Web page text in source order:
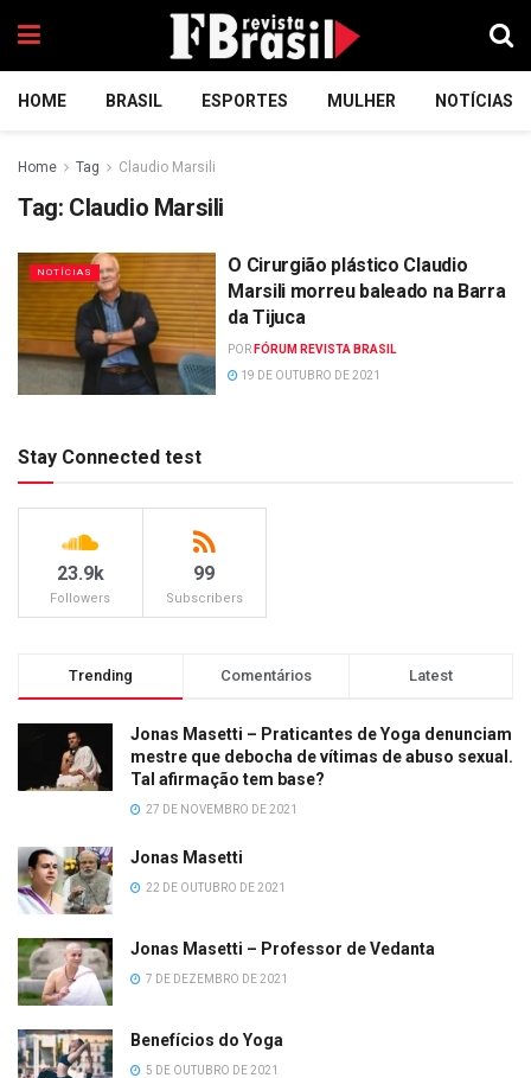
HOME BRASIL ESPORTES MULHER NOTÍCIAS
Home Tag Claudio Marsili
Tag: Claudio Marsili
NOTÍCIAS
O Cirurgião plástico Claudio
Marsili morreu baleado na Barra
da Tijuca
POR FÓRUM REVISTA BRASIL
19 DE OUTUBRO DE 2021
Stay Connected test
23.9k
Followers
99
Subscribers
Trending Comentários Latest
Jonas Masetti – Praticantes de Yoga denunciam
mestre que debocha de vítimas de abuso sexual.
Tal afirmação tem base?
27 DE NOVEMBRO DE 2021
Jonas Masetti
22 DE OUTUBRO DE 2021
Jonas Masetti – Professor de Vedanta
7 DE DEZEMBRO DE 2021
Benefícios do Yoga
5 DE OUTUBRO DE 2021